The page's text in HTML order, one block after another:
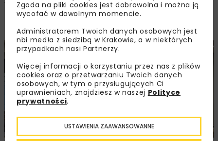
Walne zgromadzenie członków
Ogólnopolskiej Izby Gospodarczej
Drogownictwa
BUDOWNICTWO DROGI ENERGETYKA
KOLEJ
MOSTY TUNELE ARCHIWUM NBI WYDARZENIA
Zgoda na pliki cookies jest dobrowolna i można ją
wycofać w dowolnym momencie.
Administratorem Twoich danych osobowych jest
nbi med!a z siedzibą w Krakowie, a w niektórych
przypadkach nasi Partnerzy.
Więcej informacji o korzystaniu przez nas z plików
cookies oraz o przetwarzaniu Twoich danych
osobowych, w tym o przysługujących Ci
uprawnieniach, znajdziesz w naszej Polityce
prywatności.
USTAWIENIA ZAAWANSOWANNE